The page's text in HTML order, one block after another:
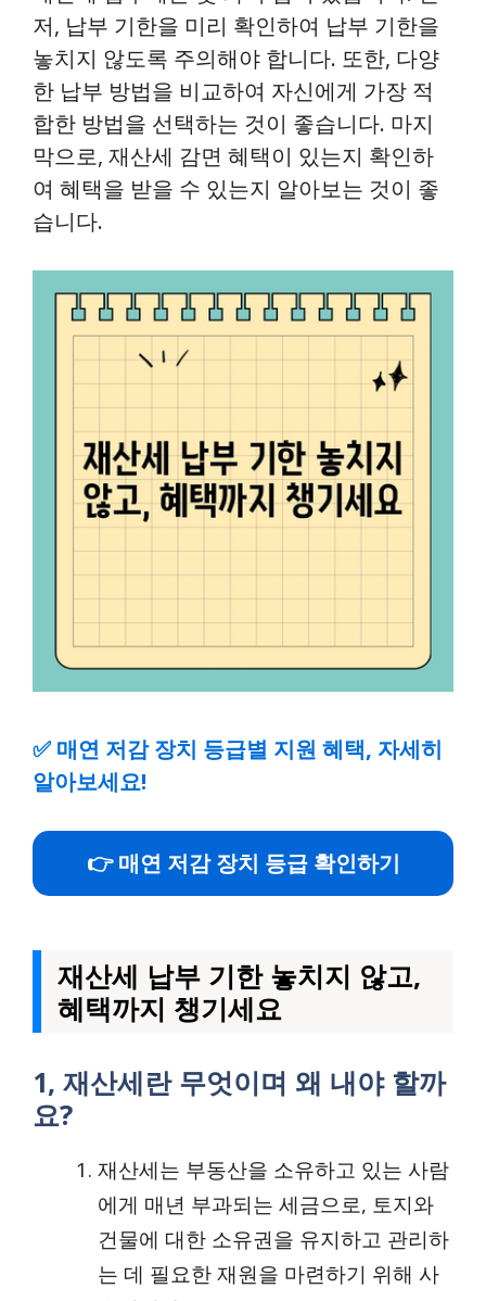
저, 납부 기한을 미리 확인하여 납부 기한을
놓치지 않도록 주의해야 합니다. 또한, 다양
한 납부 방법을 비교하여 자신에게 가장 적
합한 방법을 선택하는 것이 좋습니다. 마지
막으로, 재산세 감면 혜택이 있는지 확인하
여 혜택을 받을 수 있는지 알아보는 것이 좋
습니다.
✅ 매연 저감 장치 등급별 지원 혜택, 자세히
알아보세요!
👉 매연 저감 장치 등급 확인하기
재산세 납부 기한 놓치지 않고,
혜택까지 챙기세요
1, 재산세란 무엇이며 왜 내야 할까
요?
재산세는 부동산을 소유하고 있는 사람
에게 매년 부과되는 세금으로, 토지와
건물에 대한 소유권을 유지하고 관리하
는 데 필요한 재원을 마련하기 위해 사